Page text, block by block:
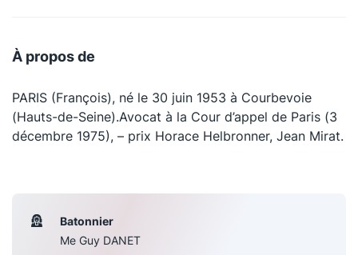
À propos de
PARIS (François), né le 30 juin 1953 à Courbevoie
(Hauts-de-Seine).Avocat à la Cour d’appel de Paris (3
décembre 1975), – prix Horace Helbronner, Jean Mirat.
Batonnier
Me Guy DANET
La Conférence
Le Concours de la Conférence
La Petite Conférence